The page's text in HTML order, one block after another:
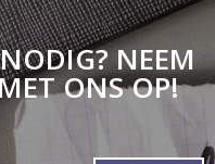
NEEM
ONS OP!